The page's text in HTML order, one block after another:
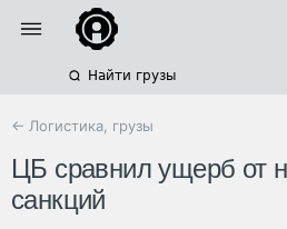
Найти грузы
← Логистика, грузы
ЦБ сравнил ущерб от
санкций